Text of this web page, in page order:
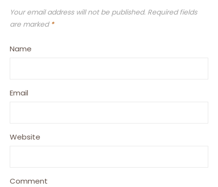
Your email address will not be published. Required fields
are marked *
Name
Email
Website
Comment